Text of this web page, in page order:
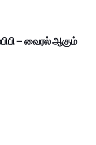
– வைரல் ஆகும்